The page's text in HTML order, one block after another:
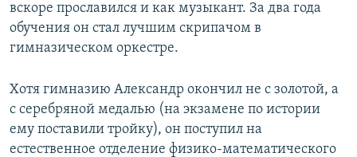
вскоре прославился и как музыкант. За два года
обучения он стал лучшим скрипачом в
гимназическом оркестре.
Хотя гимназию Александр окончил не с золотой, а
с серебряной медалью (на экзамене по истории
ему поставили тройку), он поступил на
естественное отделение физико-математического